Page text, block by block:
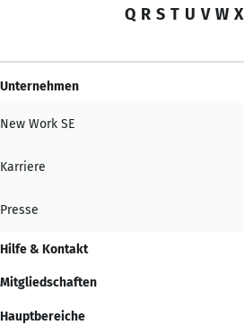
Q R S T U V W X
Unternehmen
New Work SE
Karriere
Presse
Hilfe & Kontakt
Mitgliedschaften
Hauptbereiche